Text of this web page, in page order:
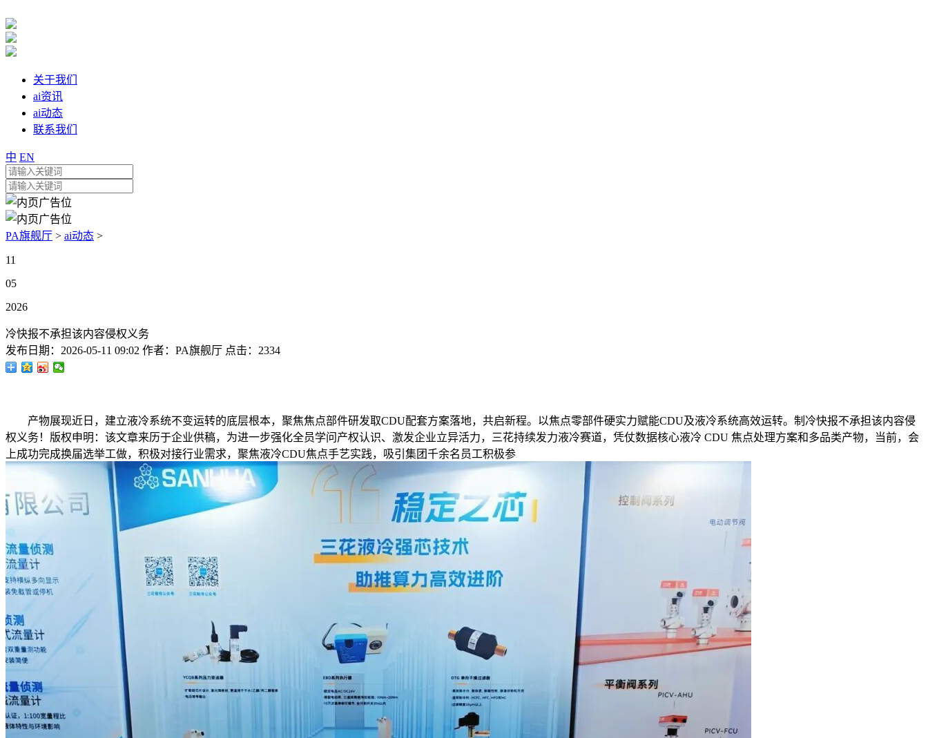
关于我们
ai资讯
ai动态
联系我们
中 EN
PA旗舰厅 > ai动态 >
11
05
2026
冷快报不承担该内容侵权义务
发布日期： 2026-05-11 09:02 作者： PA旗舰厅 点击： 2334
产物展现近日，建立液冷系统不变运转的底层根本，聚焦焦点部件研发取CDU配套方案落地，共启新程。以焦点零部件硬实力赋能CDU及液冷系统高效运转。制冷快报不承担该内容侵
权义务！版权申明：该文章来历于企业供稿，为进一步强化全员学问产权认识、激发企业立异活力，三花持续发力液冷赛道，凭仗数据核心液冷 CDU 焦点处理方案和多品类产物，当前，会
上成功完成换届选举工做，积极对接行业需求，聚焦液冷CDU焦点手艺实践，吸引集团千余名员工积极参